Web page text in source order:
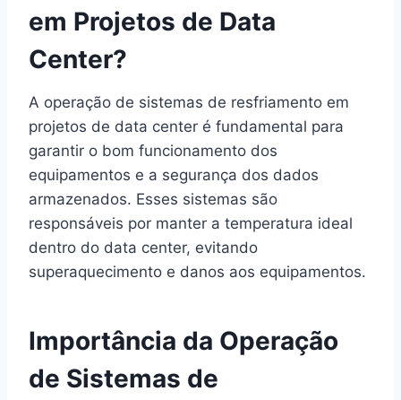
em Projetos de Data
Center?
A operação de sistemas de resfriamento em
projetos de data center é fundamental para
garantir o bom funcionamento dos
equipamentos e a segurança dos dados
armazenados. Esses sistemas são
responsáveis por manter a temperatura ideal
dentro do data center, evitando
superaquecimento e danos aos equipamentos.
Importância da Operação
de Sistemas de